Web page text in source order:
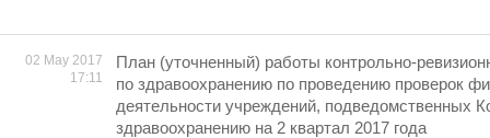
02 May 2017
17:11
План (уточненный) работы контрольно-
по здравоохранению по проведению проверок
деятельности учреждений, подведомственных
здравоохранению на 2 квартал 2017 года